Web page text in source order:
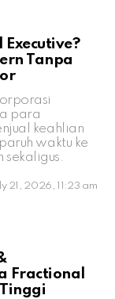
Tanpa
para
keahlian
waktu ke
sekaligus.
21, 2026, 11:23 am
Fractional